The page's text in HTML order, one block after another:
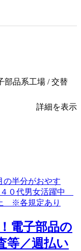
部品系工場 / 交替
詳細を表示
電子部品の
等／週払い